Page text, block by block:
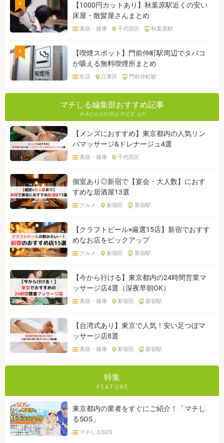
4
【1000円カットあり】秋葉原駅近くの安い
床屋・散髪屋さんまとめ
美容・健康 千代田区 秋葉原駅
5
【喫煙スポット】門前仲町駅周辺でタバコ
が吸える無料喫煙所まとめ
生活 江東区 門前仲町駅
マチしる編集部おすすめ記事
【メンズにおすすめ】東京都内の人気リン
パマッサージ&ドレナージュ4選
美容・健康 千代田区
個室あり◎新宿で【宴会・大人数】におす
すめな居酒屋13選
グルメ 新宿区 新宿駅
【クラフトビール×厳選15店】新宿でおすす
めなお店をピックアップ
グルメ 新宿区 新宿駅
【今から行ける】東京都内の24時間営業マ
ッサージ店4選（深夜早朝OK）
美容・健康 新宿区 新宿駅
【台湾式あり】東京で人気！安い足つぼマ
ッサージ店8選
美容・健康 新宿区 新宿駅
特集
東京都内の業者をすぐにご紹介！「マチし
るSOS」
マチしるSOS